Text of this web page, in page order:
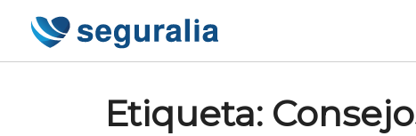
content
Etiqueta: